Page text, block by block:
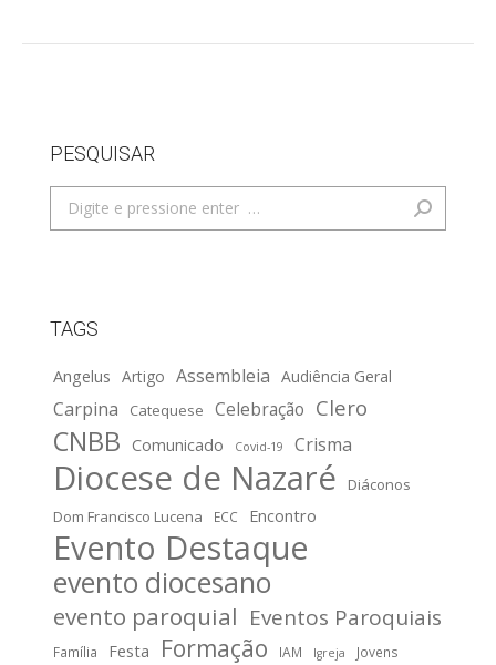
PESQUISAR
Search:
TAGS
Angelus Artigo Assembleia Audiência Geral
Carpina Catequese Celebração Clero
CNBB Comunicado Covid-19 Crisma
Diocese de Nazaré
Diáconos
Dom Francisco Lucena
ECC Encontro
Evento Destaque
evento diocesano
evento paroquial Eventos Paroquiais
Família Festa Formação IAM Igreja Jovens